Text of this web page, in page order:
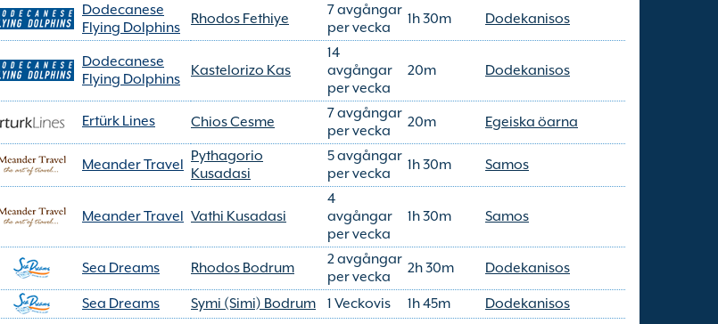
Dodecanese
Flying Dolphins
Rhodos Fethiye
7 avgångar
per vecka
1h 30m Dodekanisos
Dodecanese
Flying Dolphins
Kastelorizo Kas
14
avgångar
per vecka
20m Dodekanisos
Ertürk Lines Chios Cesme
7 avgångar
per vecka
20m Egeiska öarna
Meander Travel
Pythagorio
Kusadasi
5 avgångar
per vecka
1h 30m Samos
Meander Travel Vathi Kusadasi
4
avgångar
per vecka
1h 30m Samos
Sea Dreams Rhodos Bodrum
2 avgångar
per vecka
2h 30m Dodekanisos
Sea Dreams Symi (Simi) Bodrum 1 Veckovis 1h 45m
Dodekanisos